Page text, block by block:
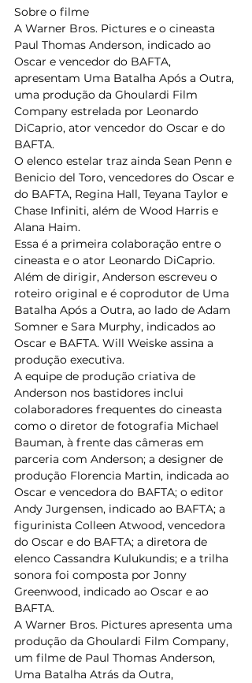
Sobre o filme
A Warner Bros. Pictures e o cineasta
Paul Thomas Anderson, indicado ao
Oscar e vencedor do BAFTA,
apresentam Uma Batalha Após a Outra,
uma produção da Ghoulardi Film
Company estrelada por Leonardo
DiCaprio, ator vencedor do Oscar e do
BAFTA.
O elenco estelar traz ainda Sean Penn e
Benicio del Toro, vencedores do Oscar e
do BAFTA, Regina Hall, Teyana Taylor e
Chase Infiniti, além de Wood Harris e
Alana Haim.
Essa é a primeira colaboração entre o
cineasta e o ator Leonardo DiCaprio.
Além de dirigir, Anderson escreveu o
roteiro original e é coprodutor de Uma
Batalha Após a Outra, ao lado de Adam
Somner e Sara Murphy, indicados ao
Oscar e BAFTA. Will Weiske assina a
produção executiva.
A equipe de produção criativa de
Anderson nos bastidores inclui
colaboradores frequentes do cineasta
como o diretor de fotografia Michael
Bauman, à frente das câmeras em
parceria com Anderson; a designer de
produção Florencia Martin, indicada ao
Oscar e vencedora do BAFTA; o editor
Andy Jurgensen, indicado ao BAFTA; a
figurinista Colleen Atwood, vencedora
do Oscar e do BAFTA; a diretora de
elenco Cassandra Kulukundis; e a trilha
sonora foi composta por Jonny
Greenwood, indicado ao Oscar e ao
BAFTA.
A Warner Bros. Pictures apresenta uma
produção da Ghoulardi Film Company,
um filme de Paul Thomas Anderson,
Uma Batalha Atrás da Outra,